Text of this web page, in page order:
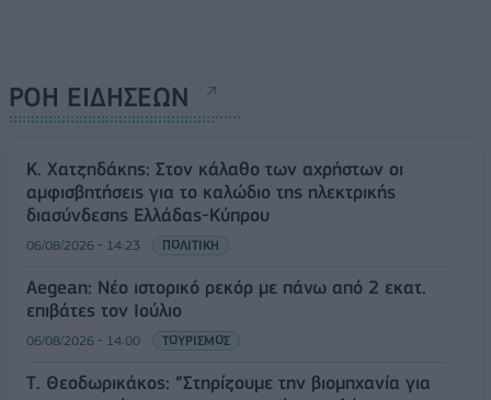
ΡΟΗ ΕΙΔΗΣΕΩΝ
Κ. Χατζηδάκης: Στον κάλαθο των αχρήστων οι
αμφισβητήσεις για το καλώδιο της ηλεκτρικής
διασύνδεσης Ελλάδας-Κύπρου
06/08/2026 - 14:23 ΠΟΛΙΤΙΚΗ
Aegean: Νέο ιστορικό ρεκόρ με πάνω από 2 εκατ.
επιβάτες τον Ιούλιο
06/08/2026 - 14:00 ΤΟΥΡΙΣΜΟΣ
Τ. Θεοδωρικάκος: “Στηρίζουμε την βιομηχανία για